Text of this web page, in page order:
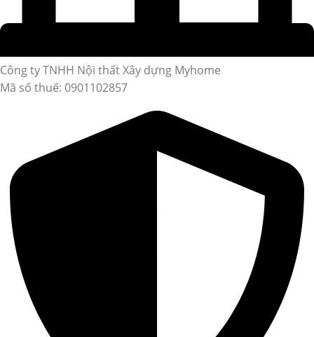
Công ty TNHH Nội thất Xây dựng Myhome
Mã số thuế: 0901102857